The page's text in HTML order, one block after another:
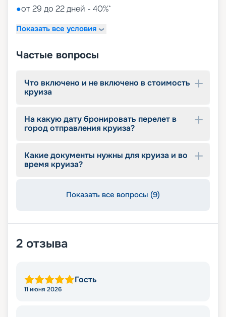
Путешествуйте с
«Круиз.онлайн»
Наша компания предлагает купить путевки на
круизы MSC World Europa не выходя из дома. На
информацию для выбора тура: расписание
круизов на 2026 - 2027 г., характеристики
лайнера, описание кают, цены на путевки, фото
Опытные специалисты с удовольствием
проконсультируют вас, помогут с оформлением
оказывать информационную поддержку на
протяжении круиза. Бронируйте путевки и
отправляйтесь в сказочное путешествие на
●от 29 до 22 дней - 40%*
Показать все условия
Частые вопросы
Что включено и не включено в стоимость
круиза
На какую дату бронировать перелет в
город отправления круиза?
Какие документы нужны для круиза и во
время круиза?
Показать все вопросы (9)
2 отзыва
Гость
11 июня 2026